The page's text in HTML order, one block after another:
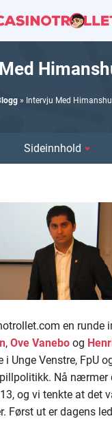
» Intervju Med
Sideinnhold
en runde
, Ove Vanebo og
Unge Venstre, FpU
Nå nærmer
og vi tenkte at det
Først ut er dagens